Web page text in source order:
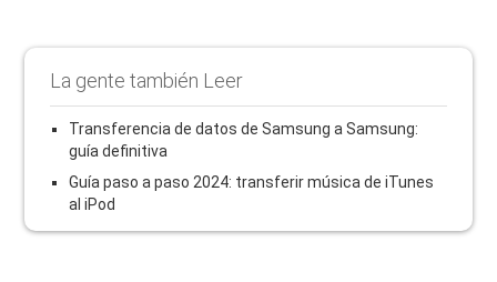
La gente también Leer
Transferencia de datos de Samsung a Samsung:
guía definitiva
Guía paso a paso 2024: transferir música de iTunes
al iPod